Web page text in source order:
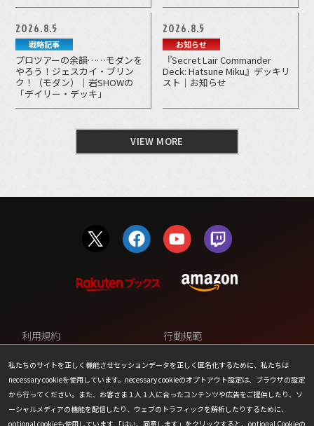
2026.8.5
戦略記事
プロツアーの余韻……モダンを
やろう！ジェスカイ・ブリン
ク！（モダン）｜岩SHOWの
「デイリー・デッキ」
2026.8.5
お知らせ
『Secret Lair Commander
Deck: Hatsune Miku』デッキリ
スト｜お知らせ
VIEW MORE
私たちのサイトを正しく機能させセッションデータを正しく匿名化するために、私たちは
necessary cookieを使用しています。necessary cookieのオプトアウト設定は、ブラウザの設定
から行ってください。また、お客さま１人１人に合ったコンテンツや広告をご提供したり、ソ
ーシャルメディアの機能を配信したり、ウェブのトラフィックを解析したりするために、
optional cookieも使用しています 「はい、同意します」をクリックすると、optional Cookieの
利用規約
行動規範
プライバシーポリシー
カスタマーサポート
ファンコンテンツ・ポリシー
個人情報の販売や共有を許可し
ない